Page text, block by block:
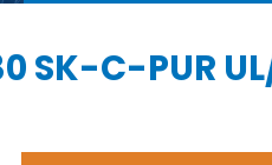
SK-C-PUR